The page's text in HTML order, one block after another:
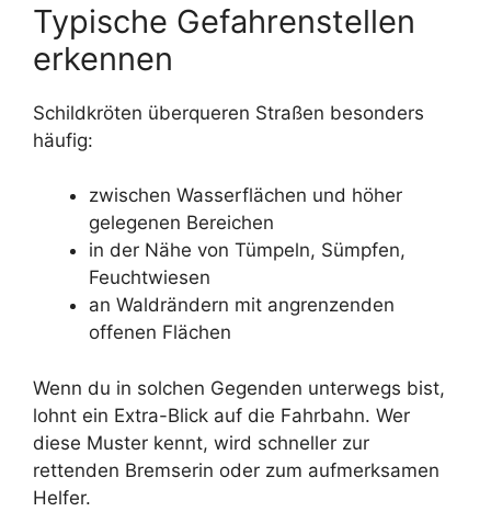
Typische Gefahrenstellen
erkennen
Schildkröten überqueren Straßen besonders
häufig:
zwischen Wasserflächen und höher
gelegenen Bereichen
in der Nähe von Tümpeln, Sümpfen,
Feuchtwiesen
an Waldrändern mit angrenzenden
offenen Flächen
Wenn du in solchen Gegenden unterwegs bist,
lohnt ein Extra-Blick auf die Fahrbahn. Wer
diese Muster kennt, wird schneller zur
rettenden Bremserin oder zum aufmerksamen
Helfer.